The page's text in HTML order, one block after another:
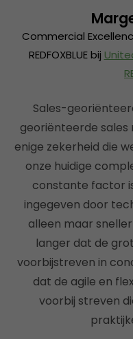
Commercial
REDFOXBLUE bij
Sales-
georiënteerde sales
enige zekerheid die
onze huidige
constante factor
ingegeven door
alleen maar
langer dat de
voorbijstreven in
dat de agile en
voorbij streven